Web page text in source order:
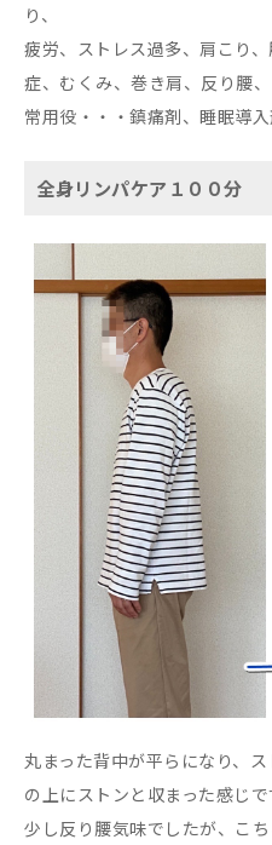
り、
疲労、ストレス過多、肩こり
症、むくみ、巻き肩、反り腰、
常用役・・・鎮痛剤、睡眠導
全身リンパケア１００分
丸まった背中が平らになり、
の上にストンと収まった感じで
少し反り腰気味でしたが、こち